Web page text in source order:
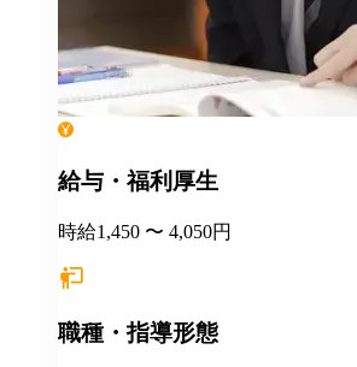
給与・福利厚生
時給1,450 〜 4,050円
職種・指導形態